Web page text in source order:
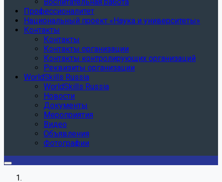
Профессионалитет
Национальный проект «Наука и университеты»
Контакты
Контакты
Контакты организации
Контакты контролирующих организаций
Реквизиты организации
WorldSkills Russia
WorldSkills Russia
Новости
Документы
Мероприятия
Видео
Объявления
Фотографии